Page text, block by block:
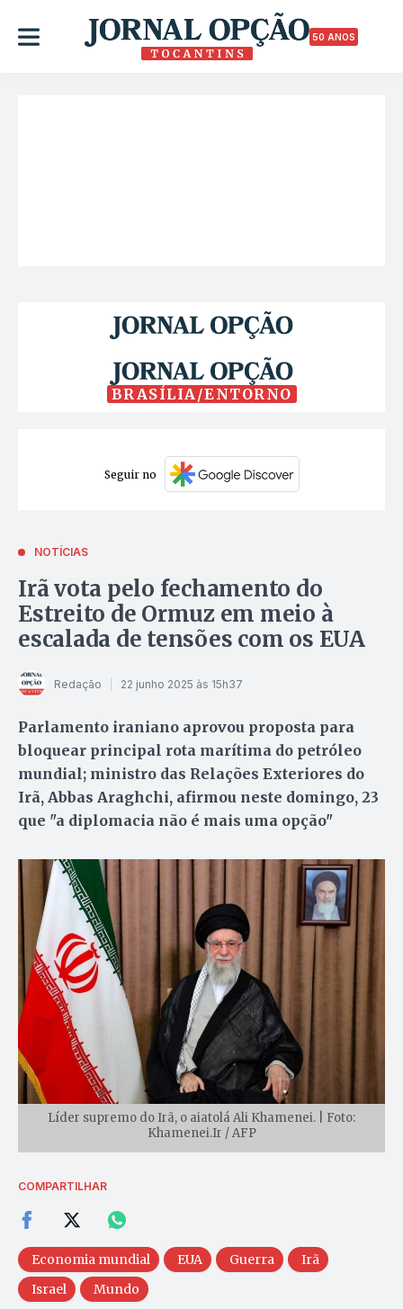
50 ANOS
BRASÍLIA/ENTORNO
Seguir no
NOTÍCIAS
Irã vota pelo fechamento do
Estreito de Ormuz em meio à
escalada de tensões com os EUA
Redação 22 junho 2025 às 15h37
Parlamento iraniano aprovou proposta para
bloquear principal rota marítima do petróleo
mundial; ministro das Relações Exteriores do
Irã, Abbas Araghchi, afirmou neste domingo, 23
que "a diplomacia não é mais uma opção"
Líder supremo do Irã, o aiatolá Ali Khamenei. | Foto:
Khamenei.Ir / AFP
COMPARTILHAR
Economia mundial EUA Guerra
Irã
Israel
Mundo